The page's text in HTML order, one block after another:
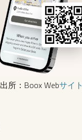
出所：Boox Webサイト